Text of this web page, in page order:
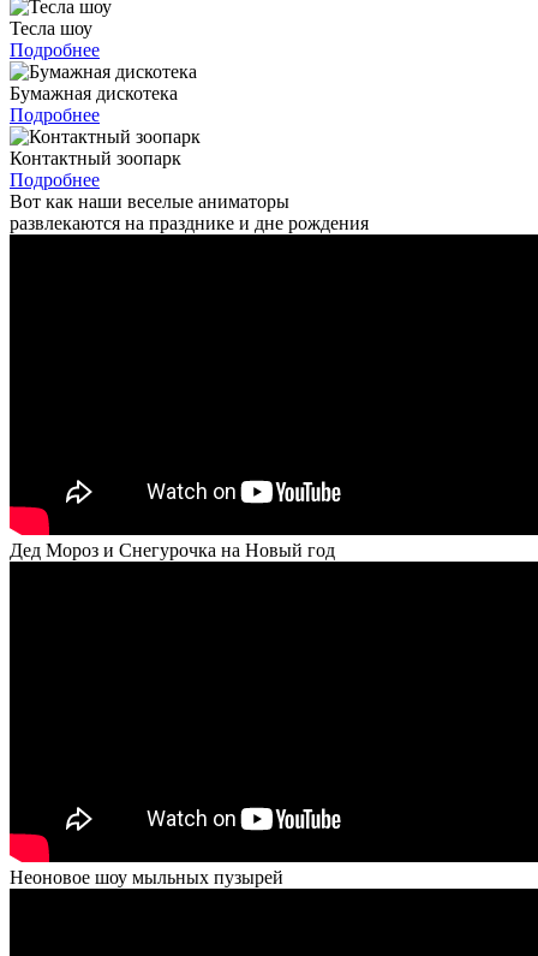
Тесла шоу
Подробнее
Бумажная дискотека
Подробнее
Контактный зоопарк
Подробнее
Вот как наши веселые аниматоры
развлекаются на празднике и дне рождения
Дед Мороз и Снегурочка на Новый год
Неоновое шоу мыльных пузырей